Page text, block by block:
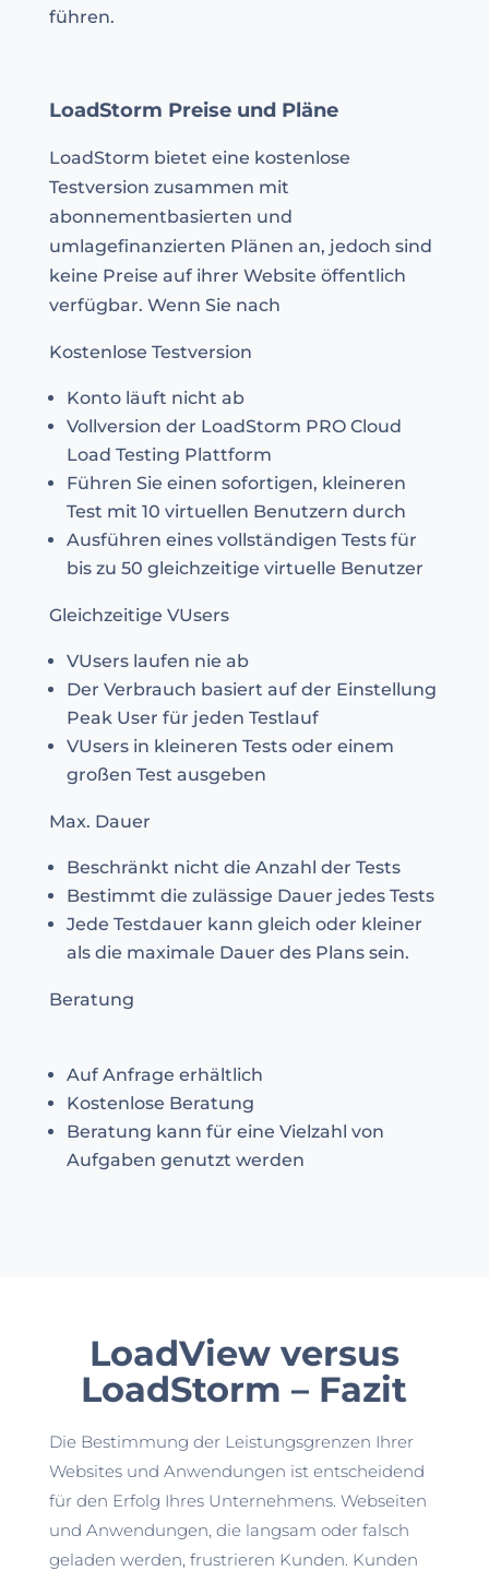
führen.
LoadStorm Preise und Pläne
LoadStorm bietet eine kostenlose
Testversion zusammen mit
abonnementbasierten und
umlagefinanzierten Plänen an, jedoch sind
keine Preise auf ihrer Website öffentlich
verfügbar. Wenn Sie nach
Kostenlose Testversion
Konto läuft nicht ab
Vollversion der LoadStorm PRO Cloud
Load Testing Plattform
Führen Sie einen sofortigen, kleineren
Test mit 10 virtuellen Benutzern durch
Ausführen eines vollständigen Tests für
bis zu 50 gleichzeitige virtuelle Benutzer
Gleichzeitige VUsers
VUsers laufen nie ab
Der Verbrauch basiert auf der Einstellung
Peak User für jeden Testlauf
VUsers in kleineren Tests oder einem
großen Test ausgeben
Max. Dauer
Beschränkt nicht die Anzahl der Tests
Bestimmt die zulässige Dauer jedes Tests
Jede Testdauer kann gleich oder kleiner
als die maximale Dauer des Plans sein.
Beratung
Auf Anfrage erhältlich
Kostenlose Beratung
Beratung kann für eine Vielzahl von
Aufgaben genutzt werden
LoadView versus
LoadStorm – Fazit
Die Bestimmung der Leistungsgrenzen Ihrer
Websites und Anwendungen ist entscheidend
für den Erfolg Ihres Unternehmens. Webseiten
und Anwendungen, die langsam oder falsch
geladen werden, frustrieren Kunden. Kunden